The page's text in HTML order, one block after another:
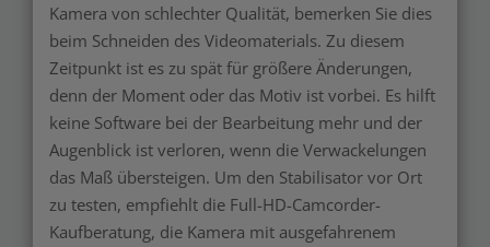
Kamera von schlechter Qualität, bemerken Sie dies
beim Schneiden des Videomaterials. Zu diesem
Zeitpunkt ist es zu spät für größere Änderungen,
denn der Moment oder das Motiv ist vorbei. Es hilft
keine Software bei der Bearbeitung mehr und der
Augenblick ist verloren, wenn die Verwackelungen
das Maß übersteigen. Um den Stabilisator vor Ort
zu testen, empfiehlt die Full-HD-Camcorder-
Kaufberatung, die Kamera mit ausgefahrenem